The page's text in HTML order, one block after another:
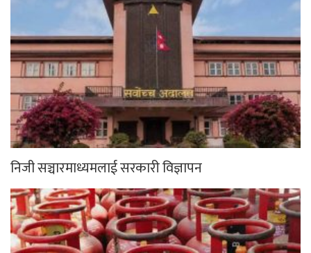
निजी सञ्चारमाध्यमलाई सरकारी विज्ञापन